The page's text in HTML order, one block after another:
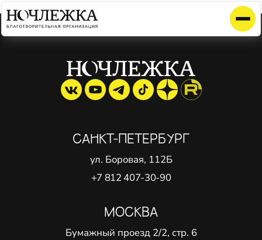
Элемент не найден!
САНКТ-ПЕТЕРБУРГ
ул. Боровая, 112Б
+7 812 407-30-90
МОСКВА
Бумажный проезд 2/2, стр. 6